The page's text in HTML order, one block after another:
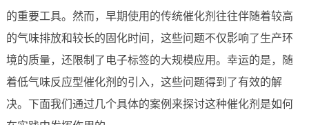
的重要工具。然而，早期使用的传统催化剂往往伴随着较高
的气味排放和较长的固化时间，这些问题不仅影响了生产环
境的质量，还限制了电子标签的大规模应用。幸运的是，随
着低气味反应型催化剂的引入，这些问题得到了有效的解
决。下面我们通过几个具体的案例来探讨这种催化剂是如何